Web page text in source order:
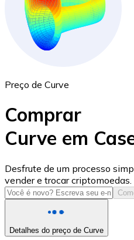
ETH
USD Coin
USDC
Preço de Curve
Comprar
Curve em
Desfrute de um processo
vender e trocar criptomoedas.
Detalhes do preço de Curve